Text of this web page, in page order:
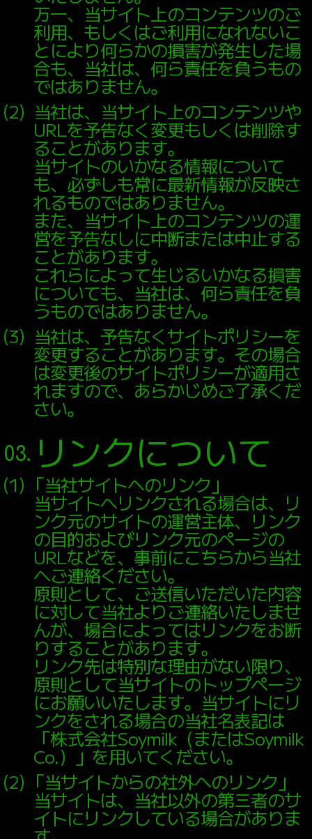
ENTRY FORM
OFFSTAGE
CONTACT
PRIVACY POLICY
WEBSITE POLICY
Twitter
Facebook
万一、当サイト上のコンテンツのご
利用、もしくはご利用になれないこ
とにより何らかの損害が発生した場
合も、当社は、何ら責任を負うもの
ではありません。
2） 当社は、当サイト上のコンテンツや
URLを予告なく変更もしくは削除す
ることがあります。
当サイトのいかなる情報について
も、必ずしも常に最新情報が反映さ
れるものではありません。
また、当サイト上のコンテンツの運
営を予告なしに中断または中止する
ことがあります。
これらによって生じるいかなる損害
についても、当社は、何ら責任を負
うものではありません。
3） 当社は、予告なくサイトポリシーを
変更することがあります。その場合
は変更後のサイトポリシーが適用さ
れますので、あらかじめご了承くだ
さい。
03. リンクについて
1） 「当社サイトへのリンク」
当サイトへリンクされる場合は、リ
ンク元のサイトの運営主体、リンク
の目的およびリンク元のページの
URLなどを、事前にこちらから当社
へご連絡ください。
原則として、ご送信いただいた内容
に対して当社よりご連絡いたしませ
んが、場合によってはリンクをお断
りすることがあります。
リンク先は特別な理由がない限り、
原則として当サイトのトップページ
にお願いいたします。当サイトにリ
ンクをされる場合の当社名表記は
「株式会社Soymilk（またはSoymilk
Co.）」を用いてください。
2） 「当サイトからの社外へのリンク」
当サイトは、当社以外の第三者のサ
イトにリンクしている場合がありま